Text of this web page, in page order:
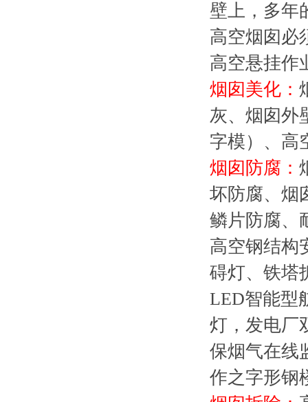
壁上，多年
高空烟囱必
高空悬挂作
烟囱美化：
灰、烟囱外
字模）、高
烟囱防腐：
坏防腐、烟
鳞片防腐、
高空钢结构
碍灯、铁塔
LED智能型
灯，发电厂
保烟气在线
作之字形钢